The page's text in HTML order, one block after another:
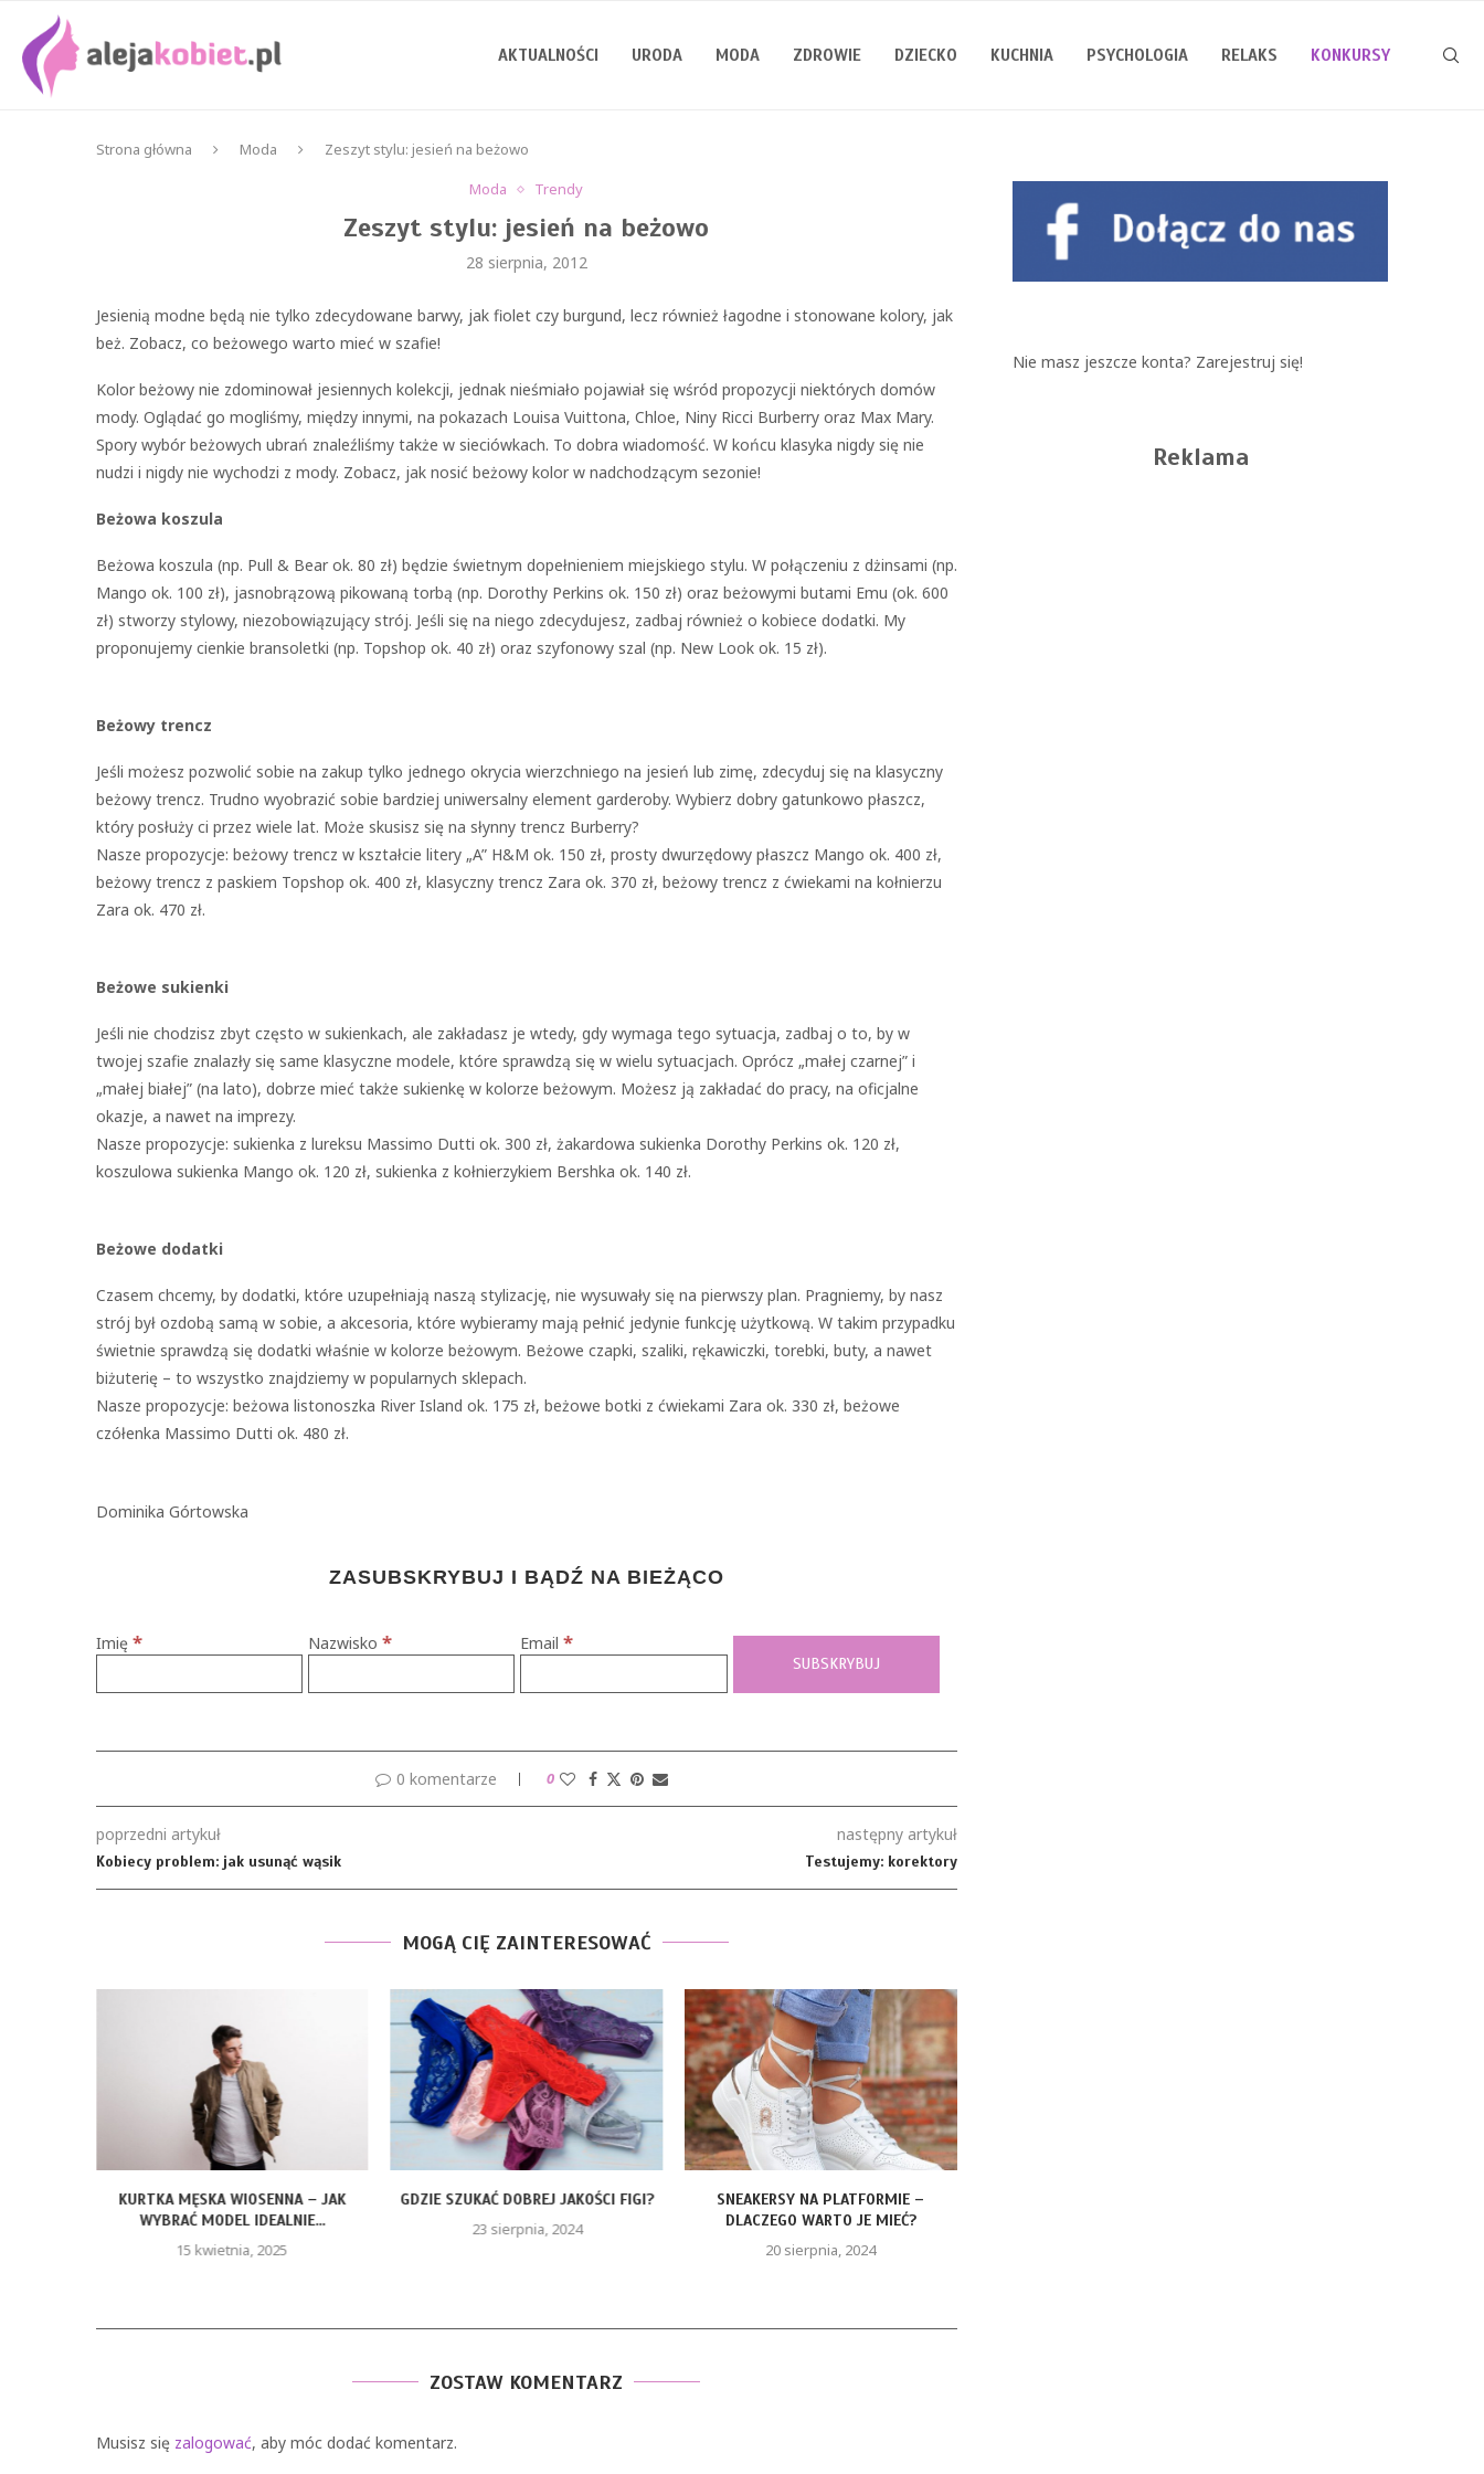
AKTUALNOŚCI URODA MODA ZDROWIE DZIECKO KUCHNIA PSYCHOLOGIA RELAKS KONKURSY
Strona główna Moda
Zeszyt stylu: jesień na beżowo
Moda
Trendy
Zeszyt stylu: jesień na beżowo
28 sierpnia, 2012
Jesienią modne będą nie tylko zdecydowane barwy, jak fiolet czy burgund, lecz również łagodne i stonowane kolory, jak
beż. Zobacz, co beżowego warto mieć w szafie!
Kolor beżowy nie zdominował jesiennych kolekcji, jednak nieśmiało pojawiał się wśród propozycji niektórych domów
mody. Oglądać go mogliśmy, między innymi, na pokazach Louisa Vuittona, Chloe, Niny Ricci Burberry oraz Max Mary.
Spory wybór beżowych ubrań znaleźliśmy także w sieciówkach. To dobra wiadomość. W końcu klasyka nigdy się nie
nudzi i nigdy nie wychodzi z mody. Zobacz, jak nosić beżowy kolor w nadchodzącym sezonie!
Beżowa koszula
Beżowa koszula (np. Pull & Bear ok. 80 zł) będzie świetnym dopełnieniem miejskiego stylu. W połączeniu z dżinsami (np.
Mango ok. 100 zł), jasnobrązową pikowaną torbą (np. Dorothy Perkins ok. 150 zł) oraz beżowymi butami Emu (ok. 600
zł) stworzy stylowy, niezobowiązujący strój. Jeśli się na niego zdecydujesz, zadbaj również o kobiece dodatki. My
proponujemy cienkie bransoletki (np. Topshop ok. 40 zł) oraz szyfonowy szal (np. New Look ok. 15 zł).
Beżowy trencz
Jeśli możesz pozwolić sobie na zakup tylko jednego okrycia wierzchniego na jesień lub zimę, zdecyduj się na klasyczny
beżowy trencz. Trudno wyobrazić sobie bardziej uniwersalny element garderoby. Wybierz dobry gatunkowo płaszcz,
który posłuży ci przez wiele lat. Może skusisz się na słynny trencz Burberry?
Nasze propozycje: beżowy trencz w kształcie litery „A” H&M ok. 150 zł, prosty dwurzędowy płaszcz Mango ok. 400 zł,
beżowy trencz z paskiem Topshop ok. 400 zł, klasyczny trencz Zara ok. 370 zł, beżowy trencz z ćwiekami na kołnierzu
Zara ok. 470 zł.
Beżowe sukienki
Jeśli nie chodzisz zbyt często w sukienkach, ale zakładasz je wtedy, gdy wymaga tego sytuacja, zadbaj o to, by w
twojej szafie znalazły się same klasyczne modele, które sprawdzą się w wielu sytuacjach. Oprócz „małej czarnej” i
„małej białej” (na lato), dobrze mieć także sukienkę w kolorze beżowym. Możesz ją zakładać do pracy, na oficjalne
okazje, a nawet na imprezy.
Nasze propozycje: sukienka z lureksu Massimo Dutti ok. 300 zł, żakardowa sukienka Dorothy Perkins ok. 120 zł,
koszulowa sukienka Mango ok. 120 zł, sukienka z kołnierzykiem Bershka ok. 140 zł.
Beżowe dodatki
Czasem chcemy, by dodatki, które uzupełniają naszą stylizację, nie wysuwały się na pierwszy plan. Pragniemy, by nasz
strój był ozdobą samą w sobie, a akcesoria, które wybieramy mają pełnić jedynie funkcję użytkową. W takim przypadku
świetnie sprawdzą się dodatki właśnie w kolorze beżowym. Beżowe czapki, szaliki, rękawiczki, torebki, buty, a nawet
biżuterię – to wszystko znajdziemy w popularnych sklepach.
Nasze propozycje: beżowa listonoszka River Island ok. 175 zł, beżowe botki z ćwiekami Zara ok. 330 zł, beżowe
czółenka Massimo Dutti ok. 480 zł.
Dominika Górtowska
ZASUBSKRYBUJ I BĄDŹ NA BIEŻĄCO
Imię * Nazwisko* Email*
0 komentarze 0
poprzedni artykuł
Kobiecy problem: jak usunąć wąsik
następny artykuł
Testujemy: korektory
MOGĄ CIĘ ZAINTERESOWAĆ
KURTKA MĘSKA WIOSENNA – JAK
WYBRAĆ MODEL IDEALNIE...
15 kwietnia, 2025
GDZIE SZUKAĆ DOBREJ JAKOŚCI FIGI?
23 sierpnia, 2024
SNEAKERSY NA PLATFORMIE –
DLACZEGO WARTO JE MIEĆ?
20 sierpnia, 2024
ZOSTAW KOMENTARZ
Musisz się zalogować, aby móc dodać komentarz.
Nie masz jeszcze konta? Zarejestruj się!
Reklama